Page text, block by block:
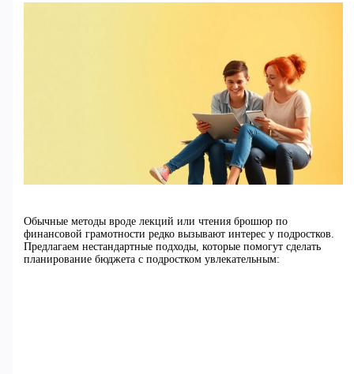
Обычные методы вроде лекций или чтения брошюр по
финансовой грамотности редко вызывают интерес у подростков.
Предлагаем нестандартные подходы, которые помогут сделать
планирование бюджета с подростком увлекательным: